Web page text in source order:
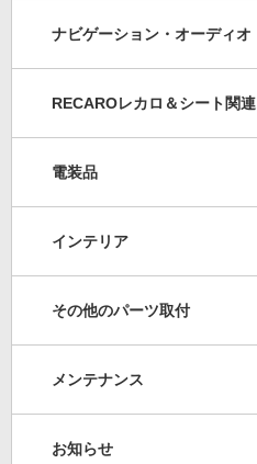
ナビゲーション・オーディオ
RECAROレカロ＆シート関連
電装品
インテリア
その他のパーツ取付
メンテナンス
お知らせ